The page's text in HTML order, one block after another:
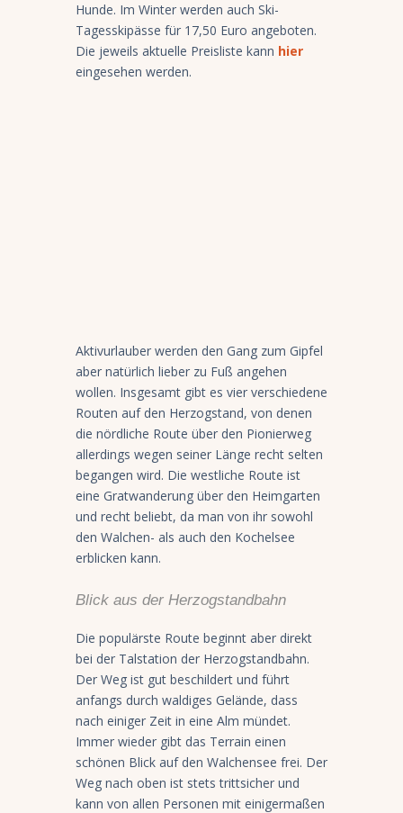
Hunde. Im Winter werden auch Ski-
Tagesskipässe für 17,50 Euro angeboten.
Die jeweils aktuelle Preisliste kann hier
eingesehen werden.
Aktivurlauber werden den Gang zum Gipfel
aber natürlich lieber zu Fuß angehen
wollen. Insgesamt gibt es vier verschiedene
Routen auf den Herzogstand, von denen
die nördliche Route über den Pionierweg
allerdings wegen seiner Länge recht selten
begangen wird. Die westliche Route ist
eine Gratwanderung über den Heimgarten
und recht beliebt, da man von ihr sowohl
den Walchen- als auch den Kochelsee
erblicken kann.
Blick aus der Herzogstandbahn
Die populärste Route beginnt aber direkt
bei der Talstation der Herzogstandbahn.
Der Weg ist gut beschildert und führt
anfangs durch waldiges Gelände, dass
nach einiger Zeit in eine Alm mündet.
Immer wieder gibt das Terrain einen
schönen Blick auf den Walchensee frei. Der
Weg nach oben ist stets trittsicher und
kann von allen Personen mit einigermaßen